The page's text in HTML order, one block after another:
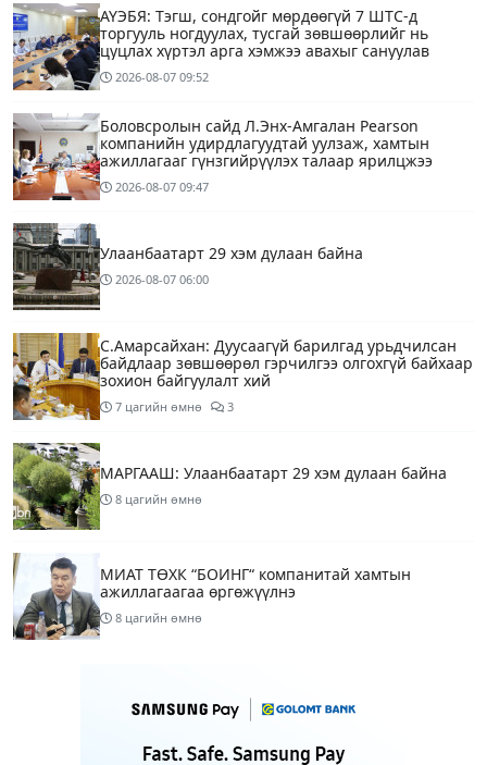
АҮЭБЯ: Тэгш, сондгойг мөрдөөгүй 7 ШТС-д
торгууль ногдуулах, тусгай зөвшөөрлийг нь
цуцлах хүртэл арга хэмжээ авахыг сануулав
2026-08-07 09:52
Боловсролын сайд Л.Энх-Амгалан Pearson
компанийн удирдлагуудтай уулзаж, хамтын
ажиллагааг гүнзгийрүүлэх талаар ярилцжээ
2026-08-07 09:47
Улаанбаатарт 29 хэм дулаан байна
2026-08-07 06:00
С.Амарсайхан: Дуусаагүй барилгад урьдчилсан
байдлаар зөвшөөрөл гэрчилгээ олгохгүй байхаар
зохион байгуулалт хий
7 цагийн өмнө 3
МАРГААШ: Улаанбаатарт 29 хэм дулаан байна
8 цагийн өмнө
МИАТ ТӨХК “БОИНГ“ компанитай хамтын
ажиллагаагаа өргөжүүлнэ
8 цагийн өмнө
хураалт, хадлантай холбоотой ШТС-уудаар
зөөврийн саваар автобензин авч болно